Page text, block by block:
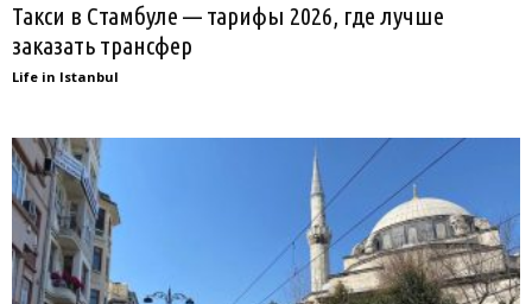
Такси в Стамбуле — тарифы 2026, где лучше
заказать трансфер
Life in Istanbul